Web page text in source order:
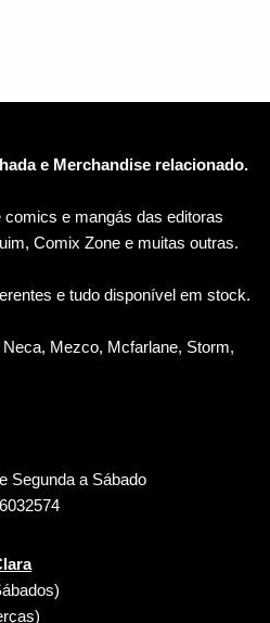
e Merchandise relacionado.
e mangás das editoras
Comix Zone e muitas outras.
e tudo disponível em stock.
Mezco, Mcfarlane, Storm,
Segunda a Sábado